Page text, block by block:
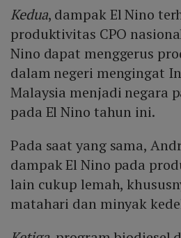
Kedua, dampak El Nino
produktivitas CPO
Nino dapat menggerus
dalam negeri mengingat
Malaysia menjadi negara
pada El Nino tahun ini.
Pada saat yang sama,
dampak El Nino pada
lain cukup lemah,
matahari dan minyak